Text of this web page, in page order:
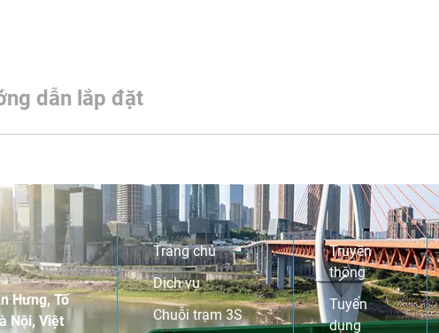
dẫn lắp đặt
Hưng, Tố
Nội, Việt
Trang chủ
Dịch vụ
Chuỗi trạm 3S
Truyền
thông
Tuyển
dụng